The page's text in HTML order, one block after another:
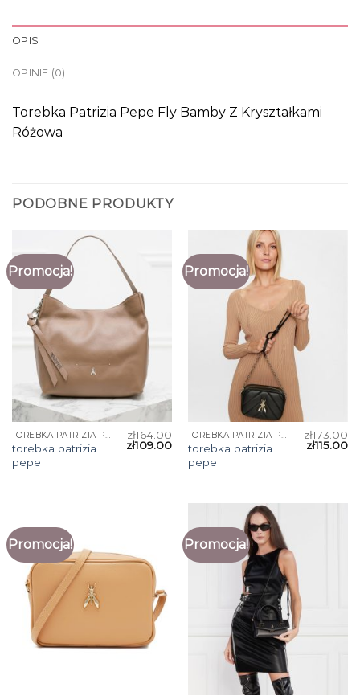
OPIS
OPINIE (0)
Torebka Patrizia Pepe Fly Bamby Z Kryształkami
Różowa
PODOBNE PRODUKTY
Promocja!
TOREBKA PATRIZIA PEPE
torebka patrizia
pepe
zł164.00
zł109.00
Promocja!
TOREBKA PATRIZIA PEPE
torebka patrizia
pepe
zł173.00
zł115.00
Promocja! Promocja!